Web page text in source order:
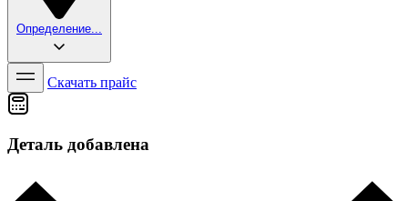
Определение...
Скачать прайс
Деталь добавлена